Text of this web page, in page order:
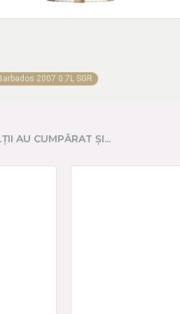
2007 0.7L SGR
AU CUMPĂRAT ŞI...